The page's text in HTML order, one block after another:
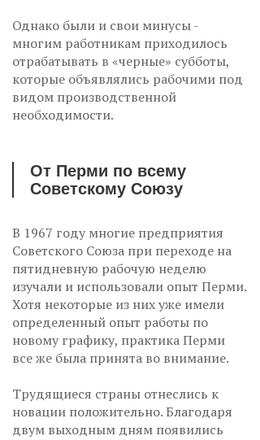
Однако были и свои минусы -
многим работникам приходилось
отрабатывать в «черные» субботы,
которые объявлялись рабочими под
видом производственной
необходимости.
От Перми по всему
Советскому Союзу
В 1967 году многие предприятия
Советского Союза при переходе на
пятидневную рабочую неделю
изучали и использовали опыт Перми.
Хотя некоторые из них уже имели
определенный опыт работы по
новому графику, практика Перми
все же была принята во внимание.
Трудящиеся страны отнеслись к
новации положительно. Благодаря
двум выходным дням появились